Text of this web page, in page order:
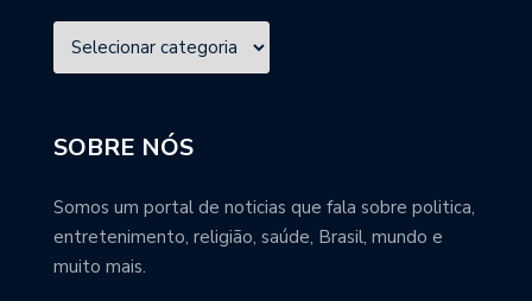
SOBRE NÓS
Somos um portal de noticias que fala sobre politica,
entretenimento, religião, saúde, Brasil, mundo e
muito mais.